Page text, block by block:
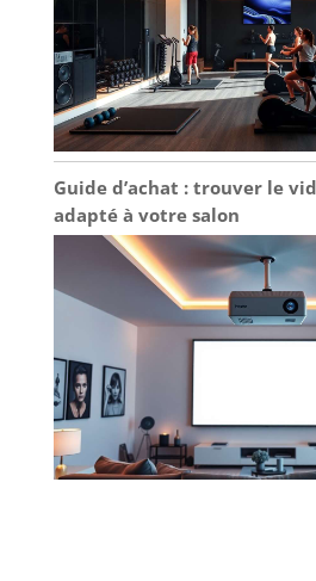
Guide d’achat : trouver le
adapté à votre salon